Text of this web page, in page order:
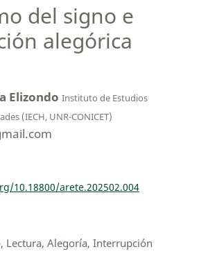
del signo e
alegórica
Elizondo Instituto de Estudios
(IECH, UNR-CONICET)
10.18800/arete.202502.004
Lectura, Alegoría, Interrupción